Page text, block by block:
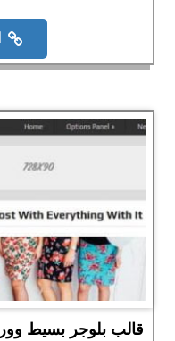
قالب بلوجر بسيط